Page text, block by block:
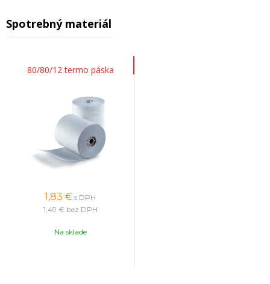
Spotrebný materiál
80/80/12 termo páska
1,83 € s DPH
1,49 € bez DPH
Na sklade